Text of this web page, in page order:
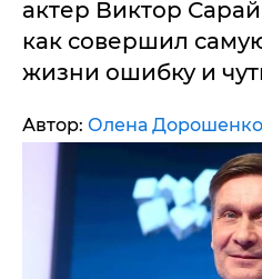
актер Виктор
как совершил
жизни ошибку и
Автор: Олена Дорошенко